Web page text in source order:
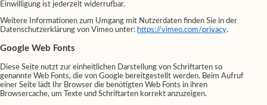
Einwilligung ist jederzeit widerrufbar.
Weitere Informationen zum Umgang mit Nutzerdaten finden Sie in der
Datenschutzerklärung von Vimeo unter: https://vimeo.com/privacy.
Google Web Fonts
Diese Seite nutzt zur einheitlichen Darstellung von Schriftarten so
genannte Web Fonts, die von Google bereitgestellt werden. Beim Aufruf
einer Seite lädt Ihr Browser die benötigten Web Fonts in ihren
Browsercache, um Texte und Schriftarten korrekt anzuzeigen.